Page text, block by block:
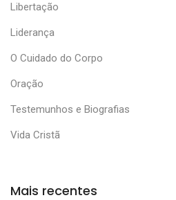
Libertação
Liderança
O Cuidado do Corpo
Oração
Testemunhos e Biografias
Vida Cristã
Mais recentes